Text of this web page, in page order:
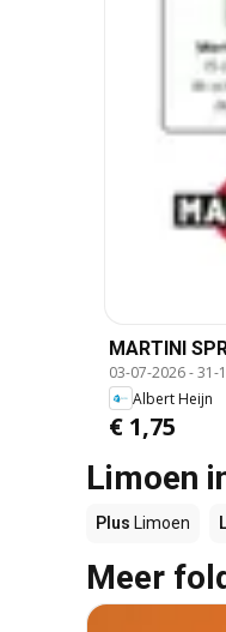
MARTINI
03-07-2026-31-
Albert Heijn
€ 1,75
Limoen
Plus Limoen
Meer